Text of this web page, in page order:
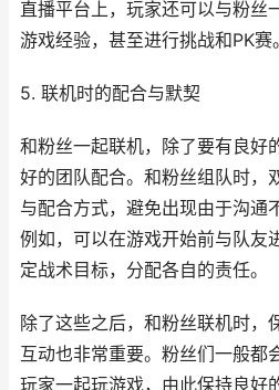
直播平台上，玩家还可以与粉丝
游戏经验，甚至进行挑战和PK赛。
5. 联机时的配合与默契
和粉丝一起联机，除了要有良好
好的团队配合。和粉丝组队时，
与配合方式，避免出现由于沟通
例如，可以在游戏开始前与队友
定战术目标，分配各自的责任。
除了这些之后，和粉丝联机时，
互动也非常重要。粉丝们一般都
玩家一起玩游戏，由此保持良好